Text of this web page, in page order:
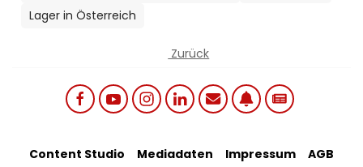
Lager in Österreich
Zurück
Social links menu
Content Studio Mediadaten Impressum AGB